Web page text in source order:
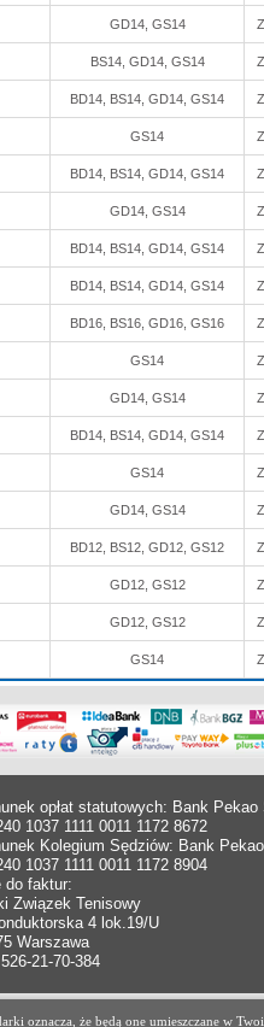
GD14, GS14
BS14, GD14, GS14
BD14, BS14, GD14, GS14
GS14
BD14, BS14, GD14, GS14
GD14, GS14
BD14, BS14, GD14, GS14
BD14, BS14, GD14, GS14
BD16, BS16, GD16, GS16
GS14
GD14, GS14
BD14, BS14, GD14, GS14
GS14
GD14, GS14
BD12, BS12, GD12, GS12
GD12, GS12
GD12, GS12
GS14
opłat statutowych: Bank Pekao
1037 1111 0011 1172 8672
Kolegium Sędziów: Bank
1037 1111 0011 1172 8904
do faktur:
Związek Tenisowy
4 lok.19/U
Warszawa
21-70-384
oznacza, że będą one umieszczane w